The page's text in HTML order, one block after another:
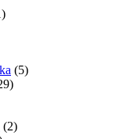
(5)
(2)